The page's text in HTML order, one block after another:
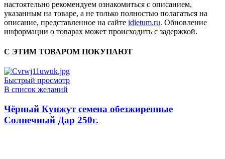
настоятельно рекомендуем ознакомиться с описанием,
указанным на товаре, а не только полностью полагаться на
описание, представленное на сайте idietum.ru. Обновление
информации о товарах может происходить с задержкой.
С ЭТИМ ТОВАРОМ ПОКУПАЮТ
Быстрый просмотр
В список желаний
Чёрный Кунжут семена обезжиренные
Солнечный Дар 250г.